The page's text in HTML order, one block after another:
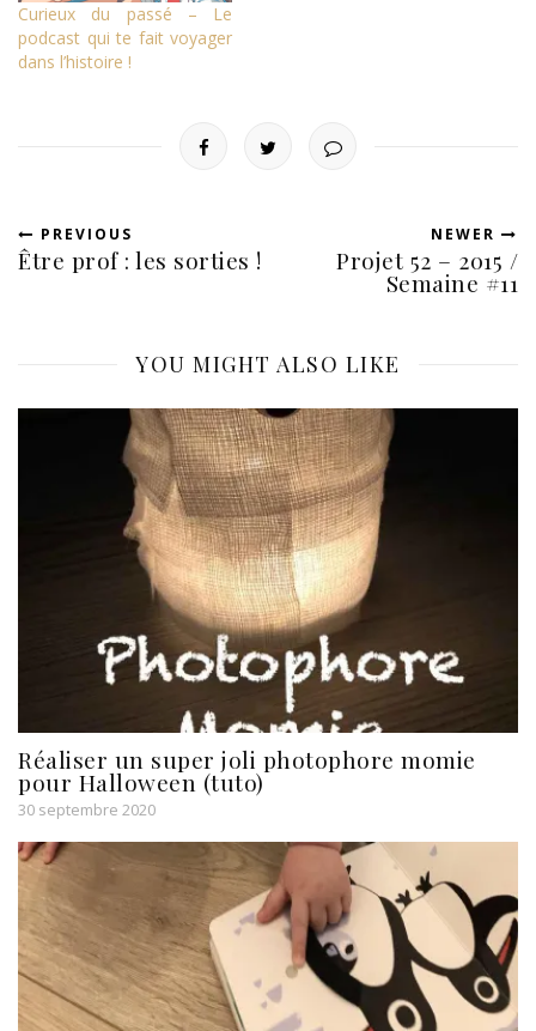
Curieux du passé – Le
podcast qui te fait voyager
dans l’histoire !
PREVIOUS
Être prof : les sorties !
NEWER
Projet 52 – 2015 /
Semaine #11
YOU MIGHT ALSO LIKE
Réaliser un super joli photophore momie
pour Halloween (tuto)
30 septembre 2020